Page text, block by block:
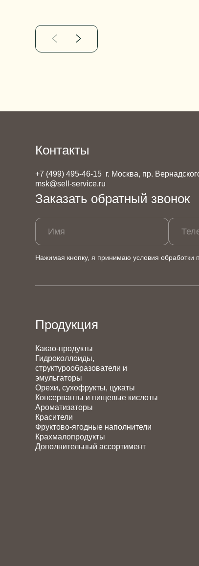
Контакты
+7 (499) 495-46-15
msk@sell-service.ru
г. Москва, пр.
Заказать обратный звонок
Имя
Нажимая кнопку, я принимаю условия обработки
Продукция
Какао-продукты
Гидроколлоиды,
структурообразователи и
эмульгаторы
Орехи, сухофрукты, цукаты
Консерванты и пищевые кислоты
Ароматизаторы
Красители
Фруктово-ягодные наполнители
Крахмалопродукты
Дополнительный ассортимент